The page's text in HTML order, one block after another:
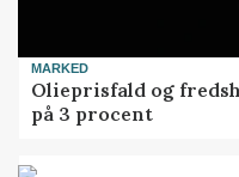
MARKED
Olieprisfald og
på 3 procent